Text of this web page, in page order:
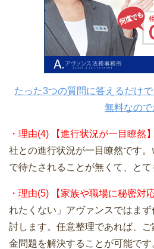
たった3つの質問に答えるだけ
無料なので
・理由(4) 【進行状況が一目瞭然】
社との進行状況が一目瞭然です
で待たされることが無くて、とて
・理由(5) 【家族や職場に秘密対応
れたくない」アヴァンスではま
討します。任意整理であれば、
金問題を解決することが可能で